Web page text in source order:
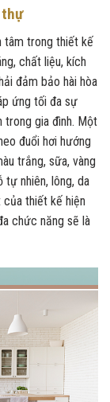
tâm trong thiết kế
chất liệu, kích
đảm bảo hài hòa
ứng tối đa sự
trong gia đình. Một
đuổi hơi hướng
trắng, sữa, vàng
nhiên, lông, da
thiết kế hiện
chức năng sẽ là